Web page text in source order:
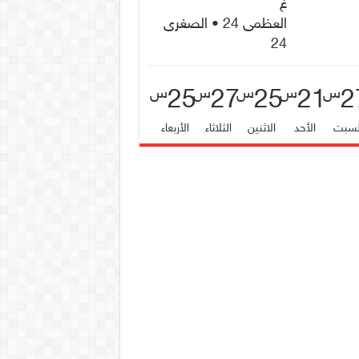
العظمى 24 • الصغرى
24
س21س
الأحد
25س
الاثنين
27س
الثلاثاء
25س
الأربعاء